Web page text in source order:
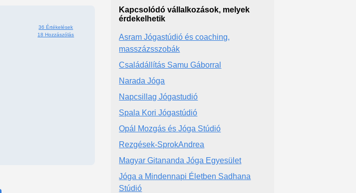
36 Értékelések
18 Hozzászólás
Kapcsolódó vállalkozások, melyek
érdekelhetik
Asram Jógastúdió és coaching,
masszázsszobák
Családállítás Samu Gáborral
Narada Jóga
Napcsillag Jógastudió
Spala Kori Jógastúdió
Opál Mozgás és Jóga Stúdió
Rezgések-SprokAndrea
Magyar Gitananda Jóga Egyesület
Jóga a Mindennapi Életben Sadhana
Stúdió